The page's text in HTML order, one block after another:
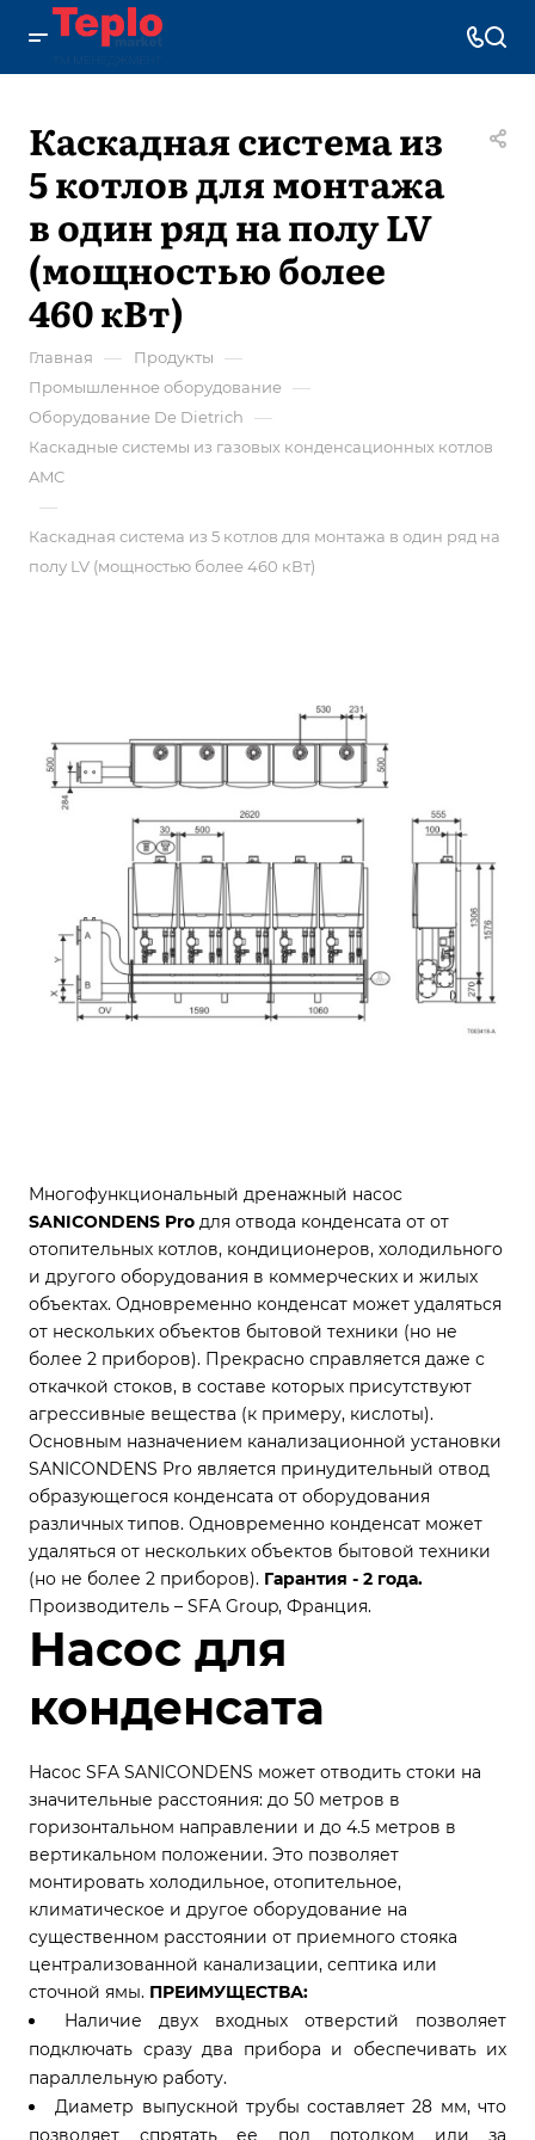
Каскадная система из
5 котлов для монтажа
в один ряд на полу LV
(мощностью более
460 кВт)
Главная — Продукты —
Промышленное оборудование —
Оборудование De Dietrich —
Каскадные системы из газовых конденсационных котлов
AMC
—
Каскадная система из 5 котлов для монтажа в один ряд на
полу LV (мощностью более 460 кВт)
Многофункциональный дренажный насос
SANICONDENS Pro для отвода конденсата от от
отопительных котлов, кондиционеров, холодильного
и другого оборудования в коммерческих и жилых
объектах. Одновременно конденсат может удаляться
от нескольких объектов бытовой техники (но не
более 2 приборов). Прекрасно справляется даже с
откачкой стоков, в составе которых присутствуют
агрессивные вещества (к примеру, кислоты).
Основным назначением канализационной установки
SANICONDENS Pro является принудительный отвод
образующегося конденсата от оборудования
различных типов. Одновременно конденсат может
удаляться от нескольких объектов бытовой техники
(но не более 2 приборов). Гарантия - 2 года.
Производитель – SFA Group, Франция.
Насос для
конденсата
Насос SFA SANICONDENS может отводить стоки на
значительные расстояния: до 50 метров в
горизонтальном направлении и до 4.5 метров в
вертикальном положении. Это позволяет
монтировать холодильное, отопительное,
климатическое и другое оборудование на
существенном расстоянии от приемного стояка
централизованной канализации, септика или
сточной ямы. ПРЕИМУЩЕСТВА:
Наличие двух входных отверстий позволяет
подключать сразу два прибора и обеспечивать их
параллельную работу.
Диаметр выпускной трубы составляет 28 мм, что
позволяет спрятать ее под потолком или за